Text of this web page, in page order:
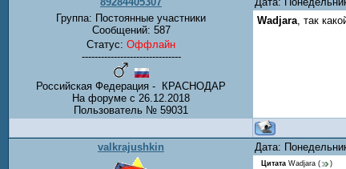
Группа: Постоянные участники
Сообщений: 587
Статус: Оффлайн
-------------------------------
Российская Федерация - КРАСНОДАР
На форуме с 26.12.2018
Пользователь № 59031
Wadjara, так
valkrajushkin Дата:
Цитата Wadjara ( )